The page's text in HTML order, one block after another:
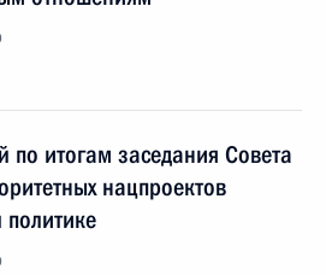
по итогам заседания Совета
нацпроектов